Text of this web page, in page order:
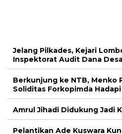
Jelang Pilkades, Kejari
Inspektorat Audit Dana
Berkunjung ke NTB, Menko
Soliditas Forkopimda
Amrul Jihadi Didukung Jadi
Pelantikan Ade Kuswara